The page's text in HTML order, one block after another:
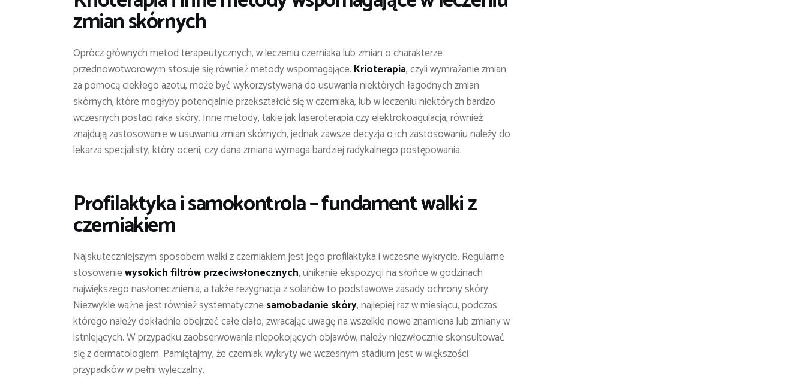
zmian skórnych
Oprócz głównych metod terapeutycznych, w leczeniu czerniaka lub zmian o charakterze
przednowotworowym stosuje się również metody wspomagające. Krioterapia, czyli wymrażanie zmian
za pomocą ciekłego azotu, może być wykorzystywana do usuwania niektórych łagodnych zmian
skórnych, które mogłyby potencjalnie przekształcić się w czerniaka, lub w leczeniu niektórych bardzo
wczesnych postaci raka skóry. Inne metody, takie jak laseroterapia czy elektrokoagulacja, również
znajdują zastosowanie w usuwaniu zmian skórnych, jednak zawsze decyzja o ich zastosowaniu należy do
lekarza specjalisty, który oceni, czy dana zmiana wymaga bardziej radykalnego postępowania.
Profilaktyka i samokontrola – fundament walki z
czerniakiem
Najskuteczniejszym sposobem walki z czerniakiem jest jego profilaktyka i wczesne wykrycie. Regularne
stosowaniewysokich filtrów przeciwsłonecznych, unikanie ekspozycji na słońce w godzinach
największego nasłonecznienia, a także rezygnacja z solariów to podstawowe zasady ochrony skóry.
Niezwykle ważne jest również systematycznesamobadanie skóry, najlepiej raz w miesiącu, podczas
którego należy dokładnie obejrzeć całe ciało, zwracając uwagę na wszelkie nowe znamiona lub zmiany w
istniejących. W przypadku zaobserwowania niepokojących objawów, należy niezwłocznie skonsultować
się z dermatologiem. Pamiętajmy, że czerniak wykryty we wczesnym stadium jest w większości
przypadków w pełni wyleczalny.